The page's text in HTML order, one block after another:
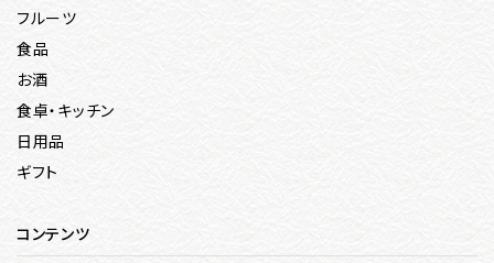
フルーツ
食品
お酒
食卓・キッチン
日用品
ギフト
コンテンツ